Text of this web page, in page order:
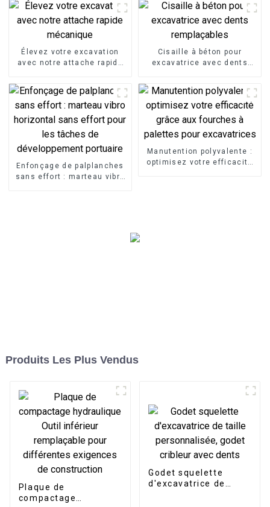
Élevez votre excavation
avec notre attache rapide
Cisaille à béton pour
excavatrice avec dents
Enfonçage de palplanches
sans effort : marteau vibro
Manutention polyvalente :
optimisez votre efficacité
Produits Les Plus Vendus
Plaque de
compactage
Godet squelette
d'excavatrice de